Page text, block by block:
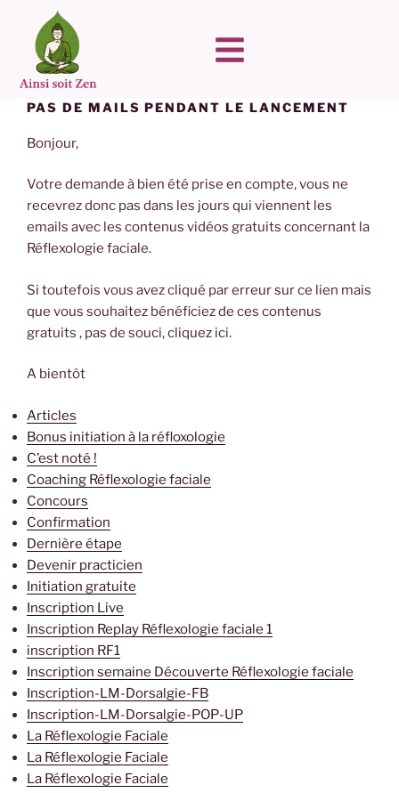
PAS DE MAILS PENDANT LE LANCEMENT
Bonjour,
Votre demande à bien été prise en compte, vous ne
recevrez donc pas dans les jours qui viennent les
emails avec les contenus vidéos gratuits concernant la
Réflexologie faciale.
Si toutefois vous avez cliqué par erreur sur ce lien mais
que vous souhaitez bénéficiez de ces contenus
gratuits , pas de souci, cliquez ici.
A bientôt
Articles
Bonus initiation à la réfloxologie
C’est noté !
Coaching Réflexologie faciale
Concours
Confirmation
Dernière étape
Devenir practicien
Initiation gratuite
Inscription Live
Inscription Replay Réflexologie faciale 1
inscription RF1
Inscription semaine Découverte Réflexologie faciale
Inscription-LM-Dorsalgie-FB
Inscription-LM-Dorsalgie-POP-UP
La Réflexologie Faciale
La Réflexologie Faciale
La Réflexologie Faciale